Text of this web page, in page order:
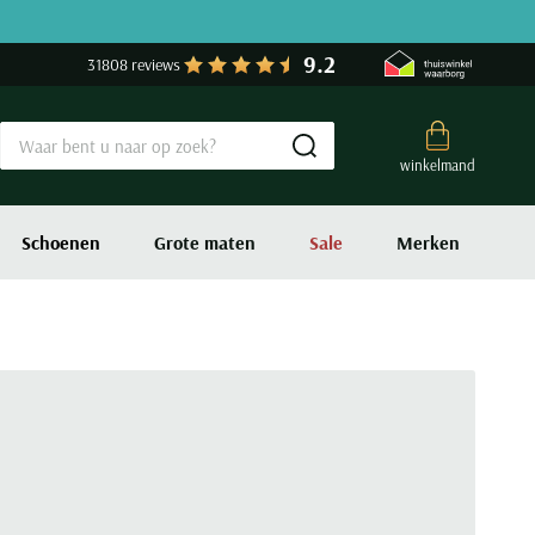
31808 reviews 9.2
winkelmand
Submit search
Schoenen Grote maten Sale Merken